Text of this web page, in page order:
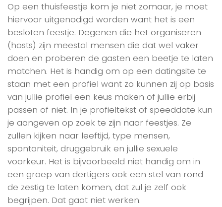
Op een thuisfeestje kom je niet zomaar, je moet
hiervoor uitgenodigd worden want het is een
besloten feestje. Degenen die het organiseren
(hosts) zijn meestal mensen die dat wel vaker
doen en proberen de gasten een beetje te laten
matchen. Het is handig om op een datingsite te
staan met een profiel want zo kunnen zij op basis
van jullie profiel een keus maken of jullie erbij
passen of niet. In je profieltekst of speeddate kun
je aangeven op zoek te zijn naar feestjes. Ze
zullen kijken naar leeftijd, type mensen,
spontaniteit, druggebruik en jullie sexuele
voorkeur. Het is bijvoorbeeld niet handig om in
een groep van dertigers ook een stel van rond
de zestig te laten komen, dat zul je zelf ook
begrijpen. Dat gaat niet werken.